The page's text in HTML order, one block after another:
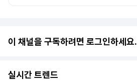
이 채널을 구독하려면 로그인하세요.
실시간 트렌드